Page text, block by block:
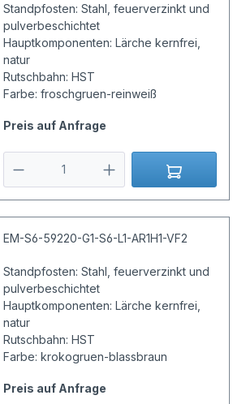
Standpfosten: Stahl, feuerverzinkt und
pulverbeschichtet
Hauptkomponenten: Lärche kernfrei,
natur
Rutschbahn: HST
Farbe: froschgruen-reinweiß
Preis auf Anfrage
EM-S6-59220-G1-S6-L1-AR1H1-VF2
Standpfosten: Stahl, feuerverzinkt und
pulverbeschichtet
Hauptkomponenten: Lärche kernfrei,
natur
Rutschbahn: HST
Farbe: krokogruen-blassbraun
Preis auf Anfrage